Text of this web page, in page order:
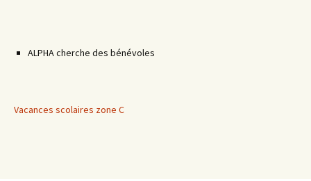
ALPHA cherche des bénévoles
Vacances scolaires zone C